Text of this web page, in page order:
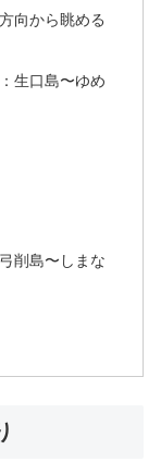
向から眺める
生口島〜ゆめ
削島〜しまな